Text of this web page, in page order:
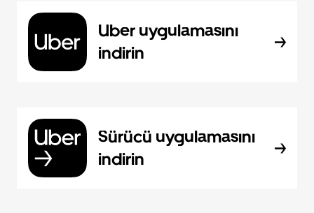
Uber uygulamasını
indirin
Sürücü uygulamasını
indirin